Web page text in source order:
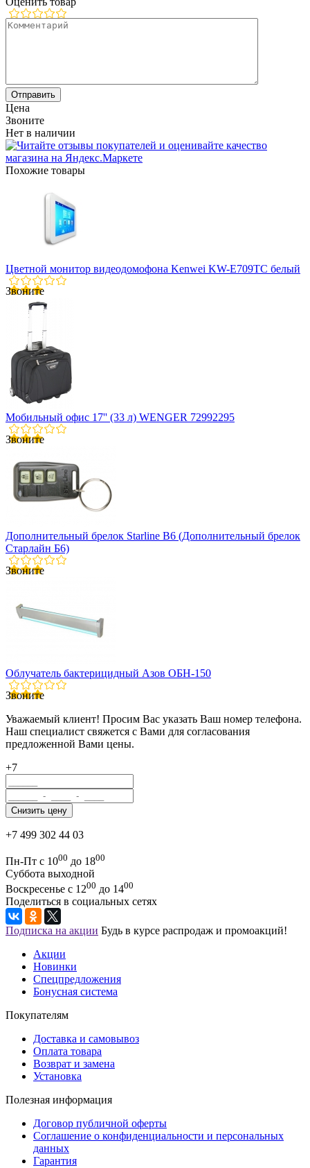
Цена
Звоните
Нет в наличии
Похожие товары
Цветной монитор видеодомофона Kenwei KW-E709TC белый
Звоните
Мобильный офис 17'' (33 л) WENGER 72992295
Звоните
Дополнительный брелок Starline B6 (Дополнительный брелок
Старлайн Б6)
Звоните
Облучатель бактерицидный Азов ОБН-150
Звоните
Уважаемый клиент! Просим Вас указать Ваш номер телефона.
Наш специалист свяжется с Вами для согласования
предложенной Вами цены.
+7
+7 499 302 44 03
Пн-Пт с 1000 до 1800
Суббота выходной
Воскресенье с 1200 до 1400
Поделиться в социальных сетях
Подписка на акции Будь в курсе распродаж и промоакций!
Акции
Новинки
Спецпредложения
Бонусная система
Покупателям
Доставка и самовывоз
Оплата товара
Возврат и замена
Установка
Полезная информация
Договор публичной оферты
Соглашение о конфиденциальности и персональных
данных
Гарантия